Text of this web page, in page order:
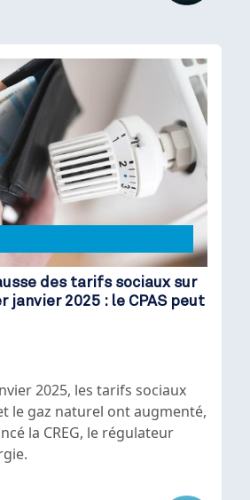
des tarifs sociaux sur
janvier 2025 : le CPAS peut
2025, les tarifs sociaux
le gaz naturel ont augmenté,
la CREG, le régulateur